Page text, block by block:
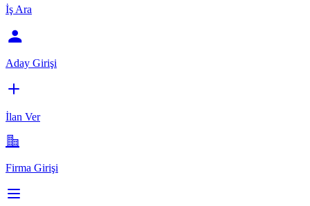
İş Ara
Aday Girişi
İlan Ver
Firma Girişi